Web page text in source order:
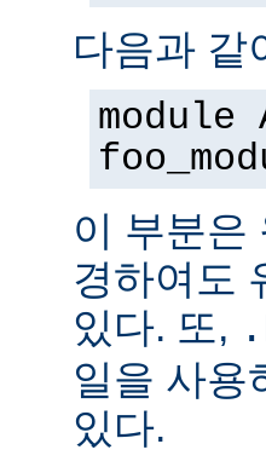
다음과 같
module
이 부분은
경하여도
있다. 또,
일을 사용
있다.